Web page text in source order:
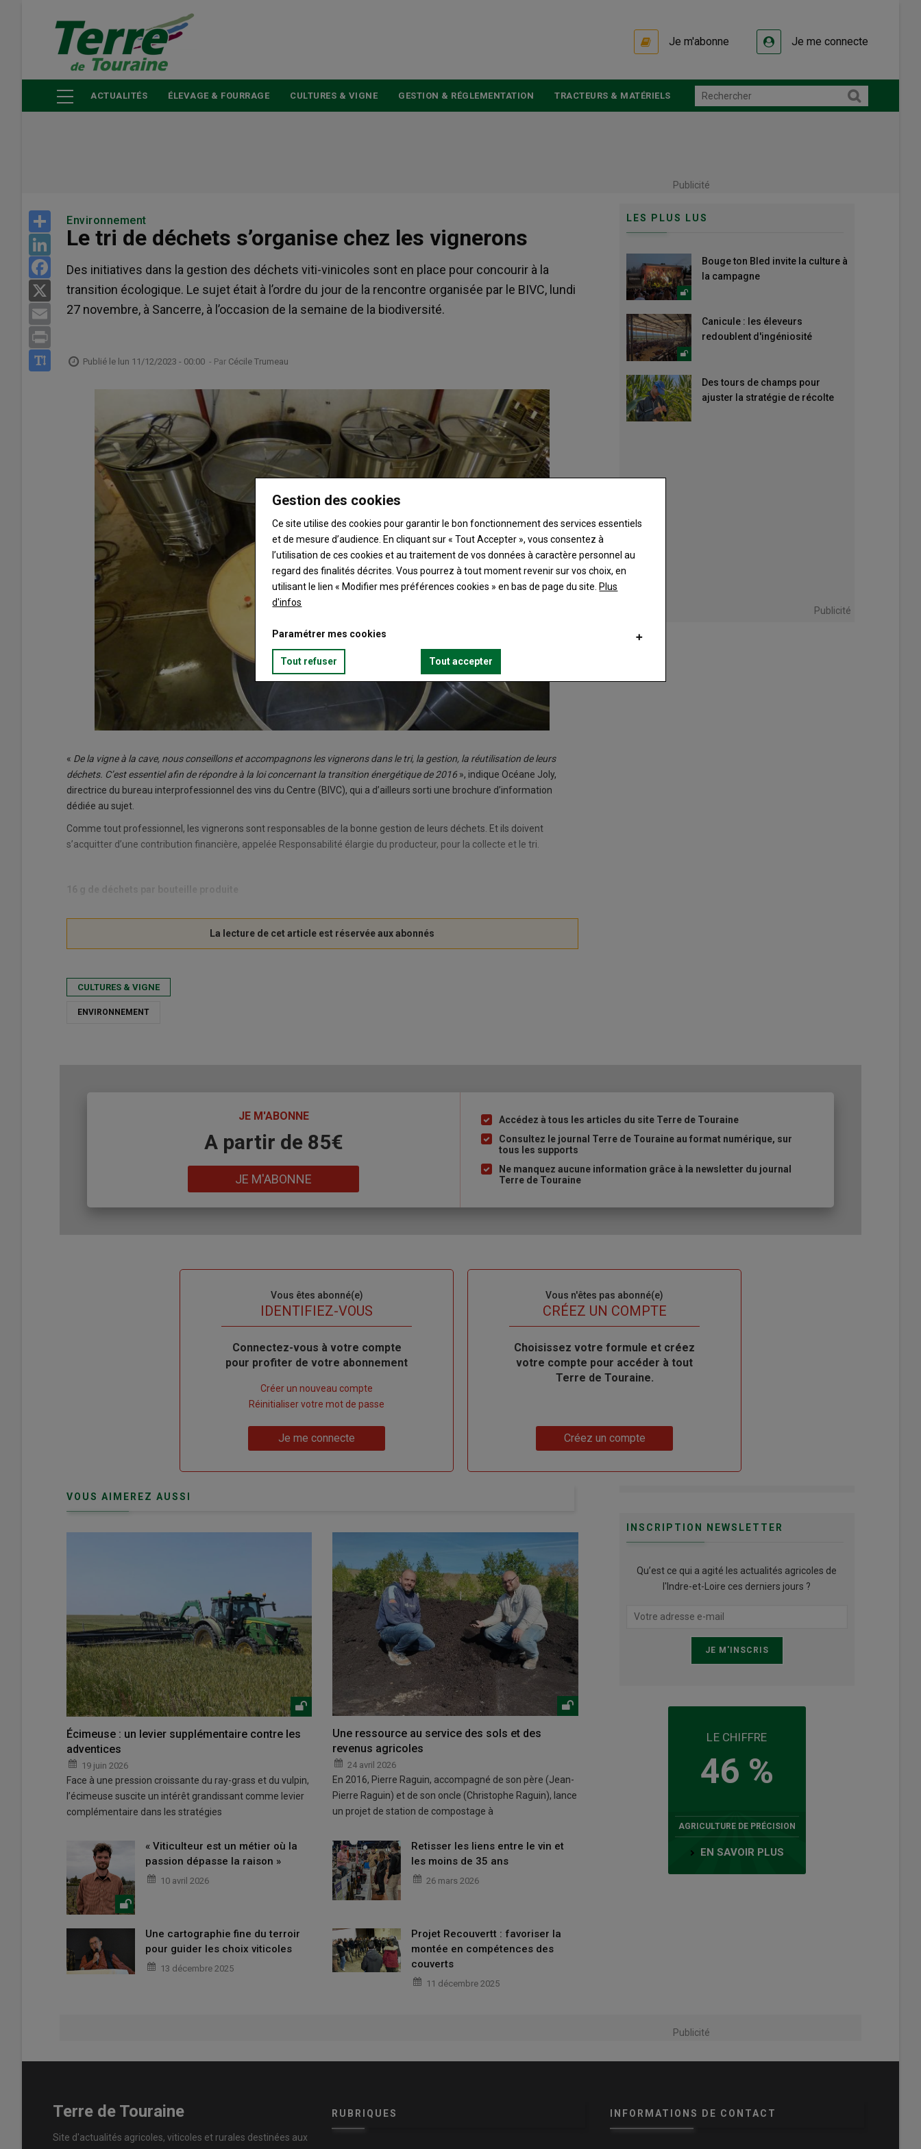
principal
Je m'abonne Je me connecte
ACTUALITÉS ÉLEVAGE & FOURRAGE CULTURES & VIGNE GESTION & RÉGLEMENTATION TRACTEURS & MATÉRIELS
Publicité
Share
LinkedIn
Facebook
Email
Environnement
Le tri de déchets s’organise chez les vignerons
Des initiatives dans la gestion des déchets viti-vinicoles sont en place pour concourir à la
transition écologique. Le sujet était à l’ordre du jour de la rencontre organisée par le BIVC, lundi
27 novembre, à Sancerre, à l’occasion de la semaine de la biodiversité.
Publié le lun 11/12/2023 - 00:00 - Par Cécile Trumeau
« De la vigne à la cave, nous conseillons et accompagnons les vignerons dans le tri, la gestion, la réutilisation de leurs
déchets. C’est essentiel afin de répondre à la loi concernant la transition énergétique de 2016 », indique Océane Joly,
directrice du bureau interprofessionnel des vins du Centre (BIVC), qui a d’ailleurs sorti une brochure d’information
dédiée au sujet.
Comme tout professionnel, les vignerons sont responsables de la bonne gestion de leurs déchets. Et ils doivent
s’acquitter d’une contribution financière, appelée Responsabilité élargie du producteur, pour la collecte et le tri.
16 g de déchets par bouteille produite
CULTURES & VIGNE
ENVIRONNEMENT
LES PLUS LUS
Bouge ton Bled invite la culture à
la campagne
Canicule : les éleveurs
redoublent d'ingéniosité
Des tours de champs pour
ajuster la stratégie de récolte
Publicité
JE M'ABONNE
A partir de 85€
JE M'ABONNE
Liste
à
puce
Accédez à tous les articles du site Terre de Touraine
Consultez le journal Terre de Touraine au format numérique, sur
tous les supports
Ne manquez aucune information grâce à la newsletter du journal
Terre de Touraine
Vous êtes abonné(e)
IDENTIFIEZ-VOUS
Body
Connectez-vous à votre compte
pour profiter de votre abonnement
compte"
Créer un nouveau compte
Réinitialiser votre mot de passe
Je me connecte
Vous n'êtes pas abonné(e)
TITRECRÉEZ UN COMPTE
Body
Choisissez votre formule et créez
votre compte pour accéder à tout
Terre de Touraine.
Créez un compte
VOUS AIMEREZ AUSSI
Écimeuse : un levier supplémentaire contre les
adventices
19 juin 2026
Face à une pression croissante du ray-grass et du vulpin,
l’écimeuse suscite un intérêt grandissant comme levier
complémentaire dans les stratégies
Une ressource au service des sols et des
revenus agricoles
24 avril 2026
En 2016, Pierre Raguin, accompagné de son père (Jean-
Pierre Raguin) et de son oncle (Christophe Raguin), lance
un projet de station de compostage à
« Viticulteur est un métier où la
passion dépasse la raison »
10 avril 2026
Retisser les liens entre le vin et
les moins de 35 ans
26 mars 2026
Une cartographie fine du terroir
pour guider les choix viticoles
13 décembre 2025
Projet Recouvertt : favoriser la
montée en compétences des
couverts
11 décembre 2025
INSCRIPTION NEWSLETTER
Qu’est ce qui a agité les actualités agricoles de
l'Indre-et-Loire ces derniers jours ?
LE CHIFFRE
46 %
AGRICULTURE DE PRÉCISION
EN SAVOIR PLUS
Publicité
Terre de Touraine
Site d'actualités agricoles, viticoles et rurales destinées aux
RUBRIQUES INFORMATIONS DE CONTACT
Gestion des cookies
Ce site utilise des cookies pour garantir le bon fonctionnement des services essentiels
et de mesure d’audience. En cliquant sur « Tout Accepter », vous consentez à
l’utilisation de ces cookies et au traitement de vos données à caractère personnel au
regard des finalités décrites. Vous pourrez à tout moment revenir sur vos choix, en
utilisant le lien « Modifier mes préférences cookies » en bas de page du site. Plus
d'infos
Paramétrer mes cookies
Tout refuser Tout accepter